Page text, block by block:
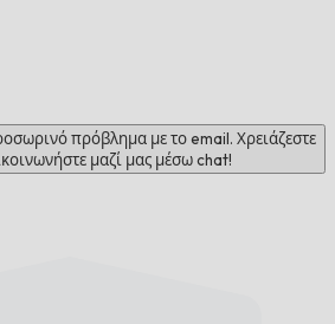
πρόβλημα με το email. Χρειάζεστε
μαζί μας μέσω chat!